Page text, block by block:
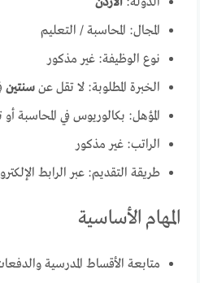
المجال: المحاسبة / التعليم
نوع الوظيفة: غير مذكور
الخبرة المطلوبة: لا تقل عنسنتين
المؤهل: بكالوريوس في
الراتب: غير مذكور
طريقة التقديم: عبر الرابط
المهام الأساسية
متابعة الأقساط المدرسية